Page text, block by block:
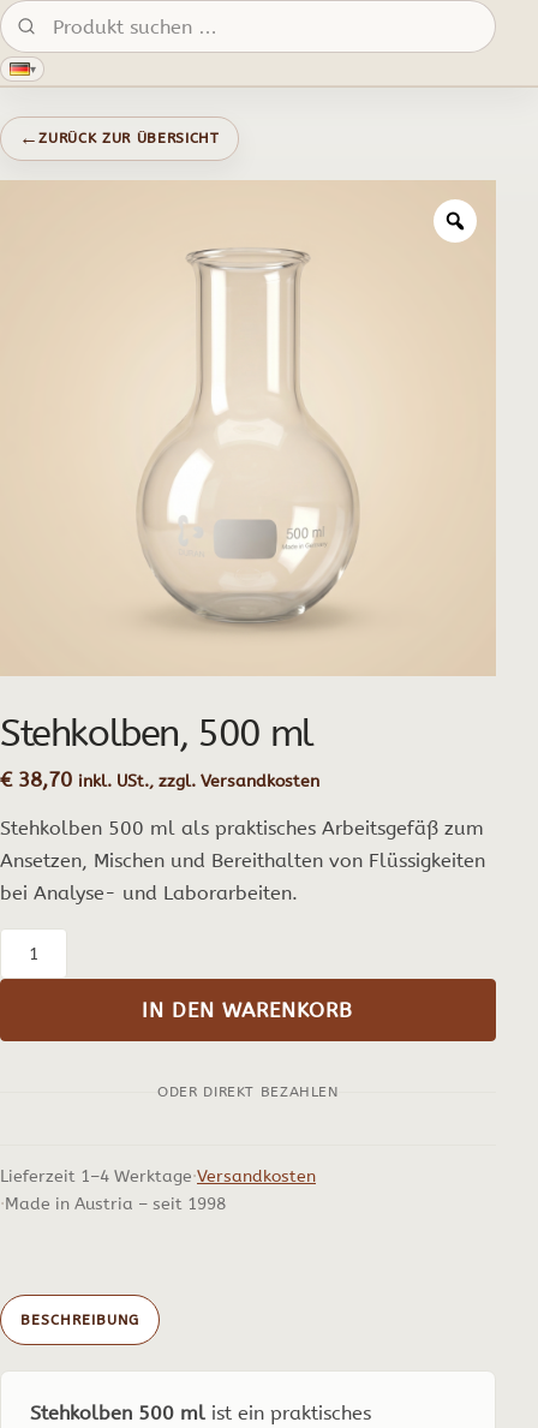
Produkte suchen:
▾
←ZURÜCK ZUR ÜBERSICHT
Stehkolben, 500 ml
€38,70 inkl. USt., zzgl. Versandkosten
Stehkolben 500 ml als praktisches Arbeitsgefäß zum
Ansetzen, Mischen und Bereithalten von Flüssigkeiten
bei Analyse- und Laborarbeiten.
ml
IN DEN WARENKORB
ODER DIREKT BEZAHLEN
Lieferzeit 1–4 Werktage Versandkosten
Made in Austria – seit 1998
BESCHREIBUNG
Stehkolben 500 ml ist ein praktisches